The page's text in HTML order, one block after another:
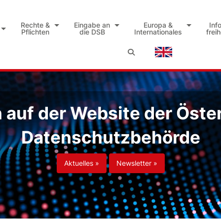
Rechte &
Pflichten
Eingabe an
die DSB
Europa &
Internationales
auf der Website der
Datenschutzbehörde
Aktuelles » Newsletter »